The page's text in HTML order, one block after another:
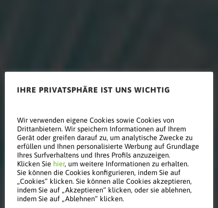
Kulturell
Werfen Sie einen Blick auf
unsere kulturellen Referenzen
IHRE PRIVATSPHÄRE IST UNS WICHTIG
Wir verwenden eigene Cookies sowie Cookies von
Drittanbietern. Wir speichern Informationen auf Ihrem
Gerät oder greifen darauf zu, um analytische Zwecke zu
erfüllen und Ihnen personalisierte Werbung auf Grundlage
Ihres Surfverhaltens und Ihres Profils anzuzeigen.
Klicken Sie hier, um weitere Informationen zu erhalten.
Sie können die Cookies konfigurieren, indem Sie auf
„Cookies“ klicken. Sie können alle Cookies akzeptieren,
indem Sie auf „Akzeptieren“ klicken, oder sie ablehnen,
indem Sie auf „Ablehnen“ klicken.